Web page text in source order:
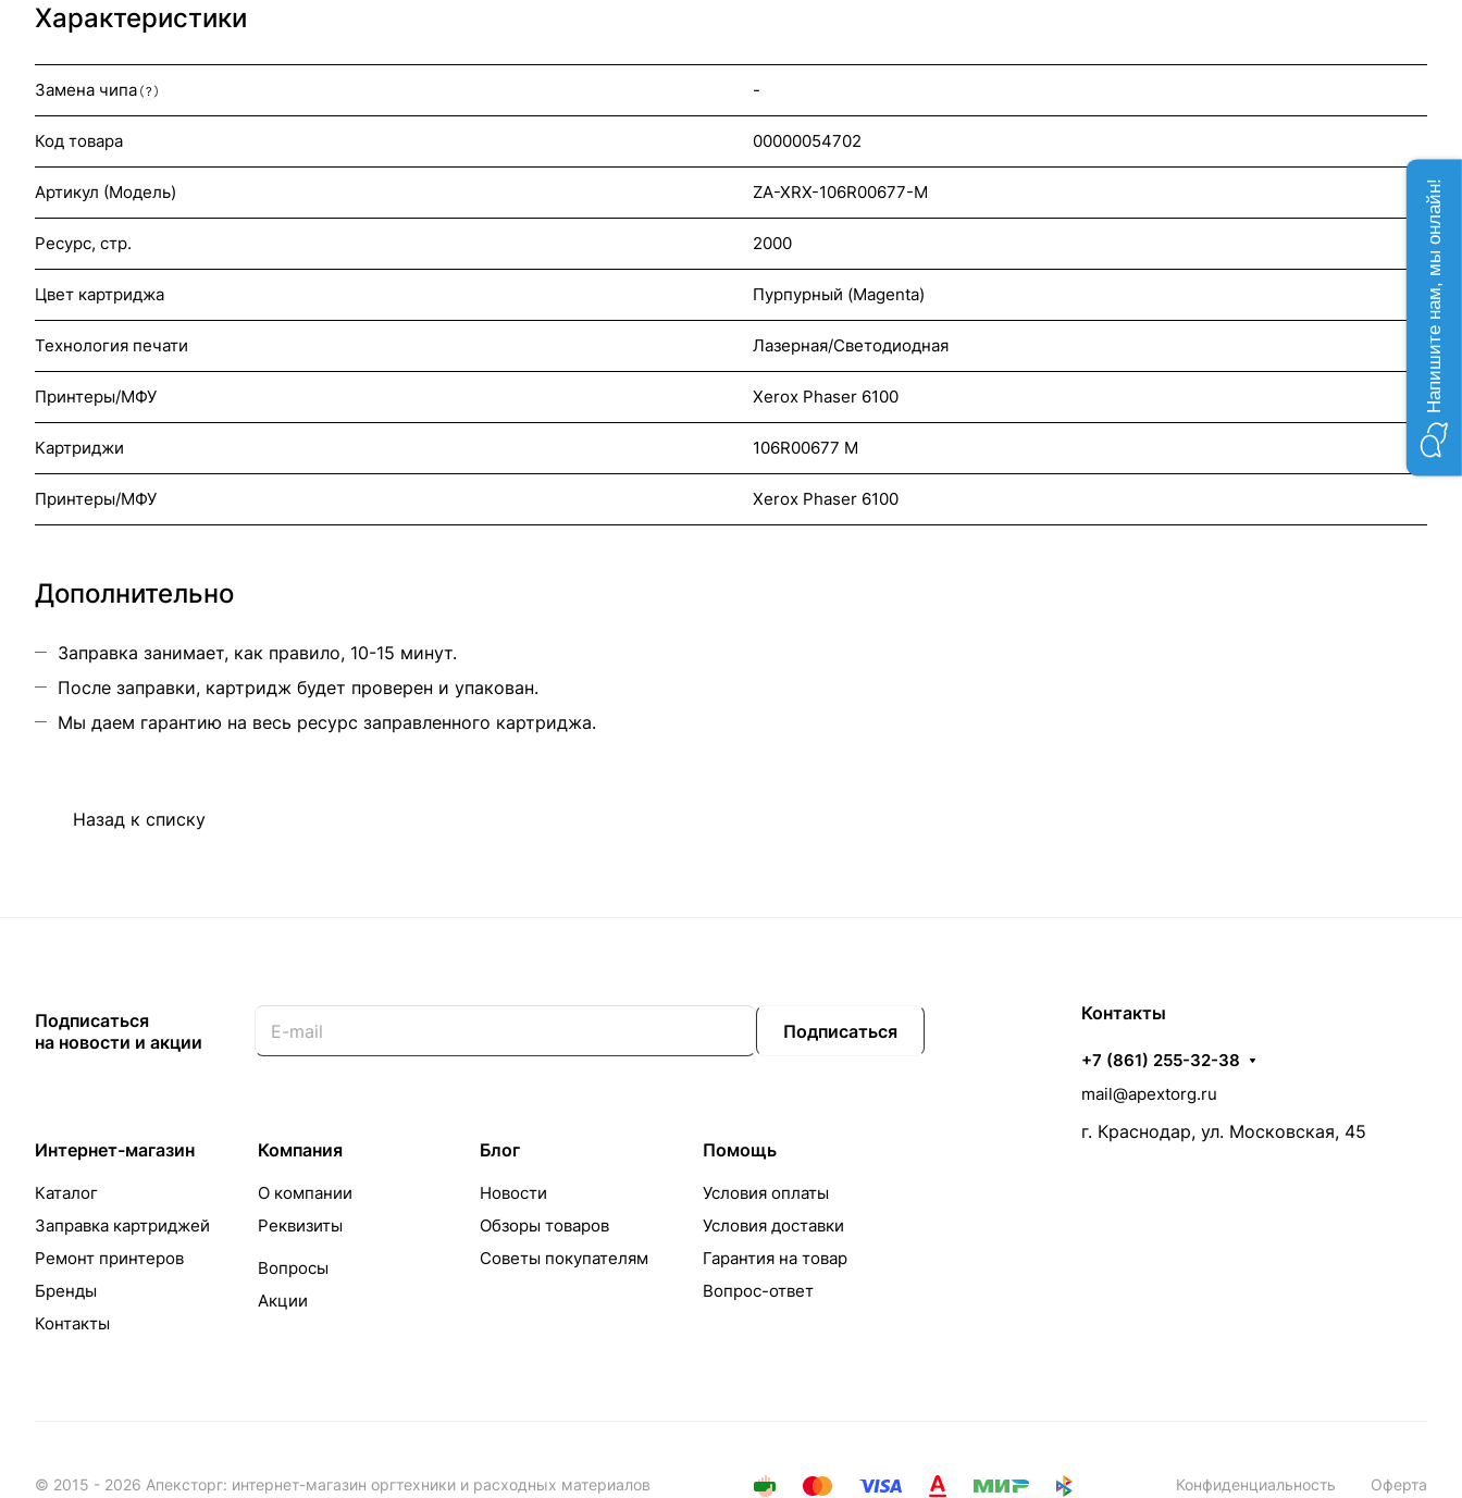
Характеристики
Замена чипа ? -
Код товара 00000054702
Артикул (Модель) ZA-XRX-106R00677-M
Ресурс, стр. 2000
Цвет картриджа Пурпурный (Magenta)
Технология печати Лазерная/Светодиодная
Принтеры/МФУ Xerox Phaser 6100
Картриджи 106R00677 M
Принтеры/МФУ Xerox Phaser 6100
Дополнительно
Заправка занимает, как правило, 10-15 минут.
После заправки, картридж будет проверен и упакован.
Мы даем гарантию на весь ресурс заправленного картриджа.
Назад к списку
Подписаться
на новости и акции
Подписаться
Интернет-магазин
Каталог
Заправка картриджей
Ремонт принтеров
Бренды
Контакты
Компания
О компании
Реквизиты
Вопросы
Акции
Блог
Новости
Обзоры товаров
Советы покупателям
Помощь
Условия оплаты
Условия доставки
Гарантия на товар
Вопрос-ответ
Контакты
+7 (861) 255-32-38
mail@apextorg.ru
г. Краснодар, ул. Московская, 45
© 2015 - 2026 Апексторг: интернет-магазин оргтехники и расходных материалов Конфиденциальность Оферта
Напишите нам, мы онлайн!